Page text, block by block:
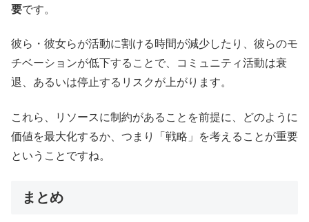
要です。
彼ら・彼女らが活動に割ける時間が減少したり、彼らのモ
チベーションが低下することで、コミュニティ活動は衰
退、あるいは停止するリスクが上がります。
これら、リソースに制約があることを前提に、どのように
価値を最大化するか、つまり「戦略」を考えることが重要
ということですね。
まとめ